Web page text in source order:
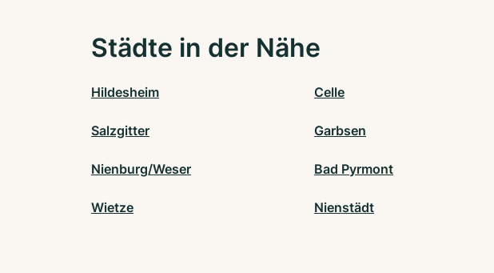
Städte in der Nähe
Hildesheim Celle
Salzgitter Garbsen
Nienburg/Weser Bad Pyrmont
Wietze Nienstädt